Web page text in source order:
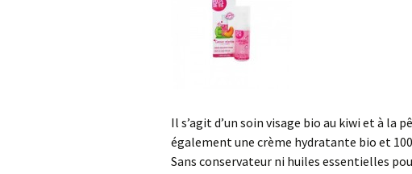
Il s’agit d’un soin visage bio au kiwi et à la
également une crème hydratante bio et
Sans conservateur ni huiles essentielles